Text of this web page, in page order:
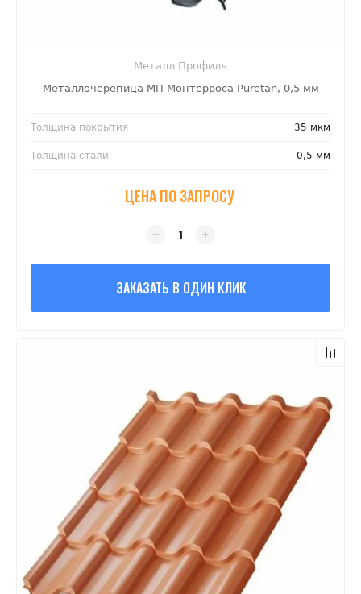
Металл Профиль
Металлочерепица МП Монтерроса Puretan, 0,5 мм
Толщина покрытия 35 мкм
Толщина стали 0,5 мм
ЦЕНА ПО ЗАПРОСУ
ЗАКАЗАТЬ В ОДИН КЛИК